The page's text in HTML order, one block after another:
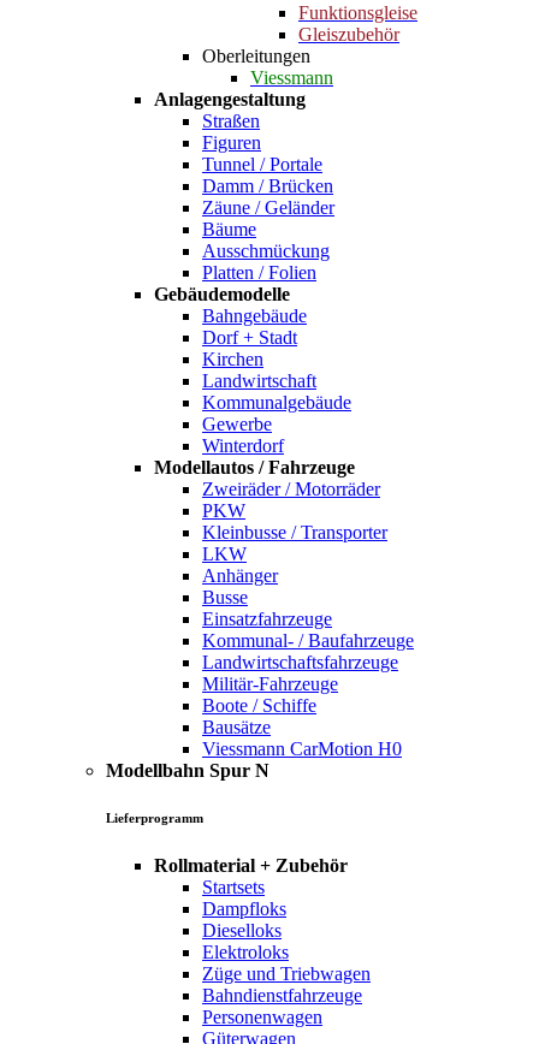
Funktionsgleise
Gleiszubehör
Oberleitungen
Viessmann
Anlagengestaltung
Straßen
Figuren
Tunnel / Portale
Damm / Brücken
Zäune / Geländer
Bäume
Ausschmückung
Platten / Folien
Gebäudemodelle
Bahngebäude
Dorf + Stadt
Kirchen
Landwirtschaft
Kommunalgebäude
Gewerbe
Winterdorf
Modellautos / Fahrzeuge
Zweiräder / Motorräder
PKW
Kleinbusse / Transporter
LKW
Anhänger
Busse
Einsatzfahrzeuge
Kommunal- / Baufahrzeuge
Landwirtschaftsfahrzeuge
Militär-Fahrzeuge
Boote / Schiffe
Bausätze
Viessmann CarMotion H0
Modellbahn Spur N
Lieferprogramm
Rollmaterial + Zubehör
Startsets
Dampfloks
Dieselloks
Elektroloks
Züge und Triebwagen
Bahndienstfahrzeuge
Personenwagen
Güterwagen